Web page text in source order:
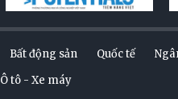
Bất động sản Quốc tế
Ô tô - Xe máy